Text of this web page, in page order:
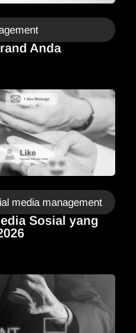
Anda
media management
Sosial yang